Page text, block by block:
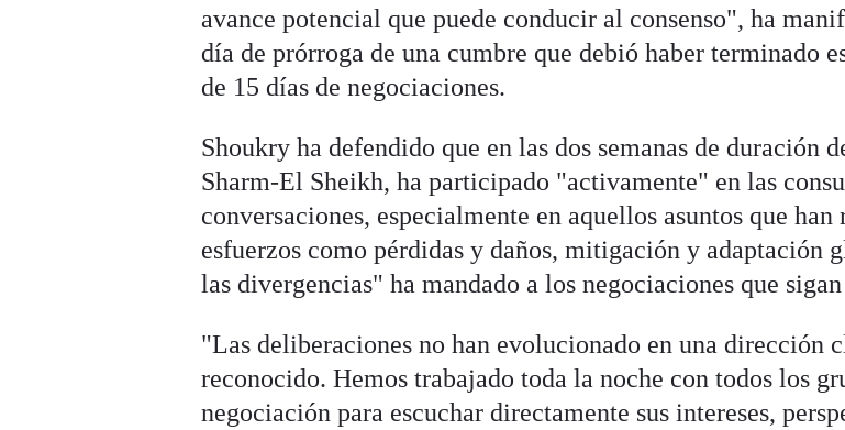
avance potencial que puede conducir al consenso", ha
día de prórroga de una cumbre que debió haber terminado
de 15 días de negociaciones.
Shoukry ha defendido que en las dos semanas de duración
Sharm-El Sheikh, ha participado "activamente" en las
conversaciones, especialmente en aquellos asuntos que han
esfuerzos como pérdidas y daños, mitigación y adaptación
las divergencias" ha mandado a los negociaciones que
"Las deliberaciones no han evolucionado en una dirección
reconocido. Hemos trabajado toda la noche con todos los
negociación para escuchar directamente sus intereses,